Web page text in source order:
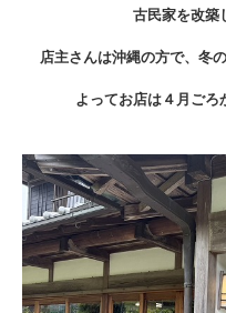
古民家を改築
店主さんは沖縄の方で、冬
よってお店は４月ごろ